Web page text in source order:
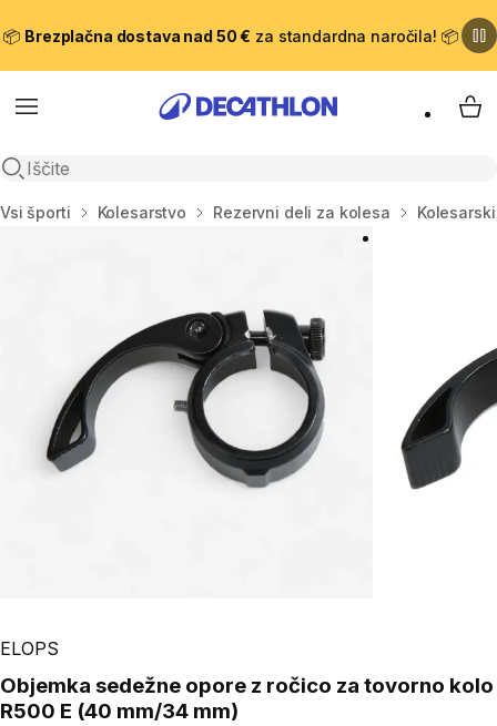
📦 Brezplačna dostava nad 50 € za standardna naročila! 📦
Meni
Odpri iskanje
Domov
Vsi športi Kolesarstvo Rezervni deli za kolesa
ELOPS
Objemka sedežne opore z ročico za tovorno kolo
R500 E (40 mm/34 mm)